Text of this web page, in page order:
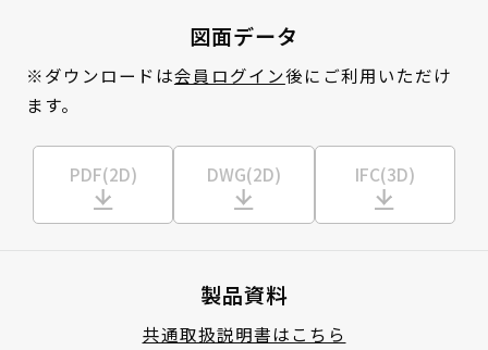
図面データ
※ダウンロードは会員ログイン後にご利用いただけ
ます。
PDF(2D) DWG(2D) IFC(3D)
製品資料
共通取扱説明書はこちら